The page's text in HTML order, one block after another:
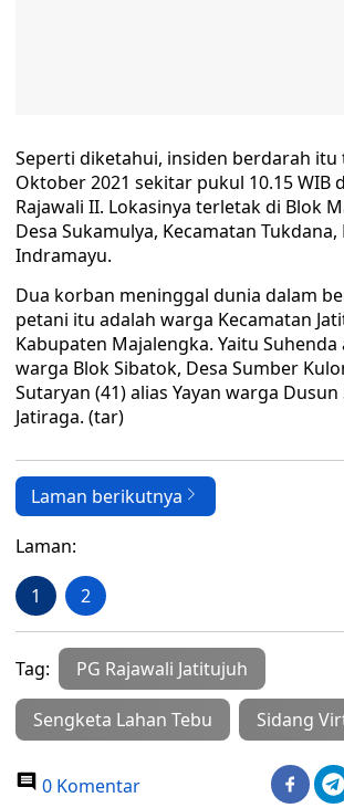
Seperti diketahui, insiden berdarah itu
Oktober 2021 sekitar pukul 10.15 WIB
Rajawali II. Lokasinya terletak di Blok
Desa Sukamulya, Kecamatan
Indramayu.
Dua korban meninggal dunia dalam
petani itu adalah warga Kecamatan
Kabupaten Majalengka. Yaitu Suhenda
warga Blok Sibatok, Desa Sumber
Sutaryan (41) alias Yayan warga Dusun
Jatiraga. (tar)
Laman berikutnya
Laman:
1 2
Tag: PG Rajawali Jatitujuh
Sengketa Lahan Tebu Sidang
0 Komentar